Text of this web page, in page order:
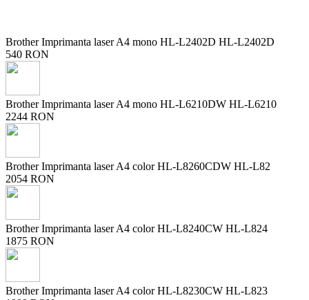
Brother Imprimanta laser A4 mono HL-L2402D HL-L2402D
540 RON
Brother Imprimanta laser A4 mono HL-L6210DW HL-L6210
2244 RON
Brother Imprimanta laser A4 color HL-L8260CDW HL-L82
2054 RON
Brother Imprimanta laser A4 color HL-L8240CW HL-L824
1875 RON
Brother Imprimanta laser A4 color HL-L8230CW HL-L823